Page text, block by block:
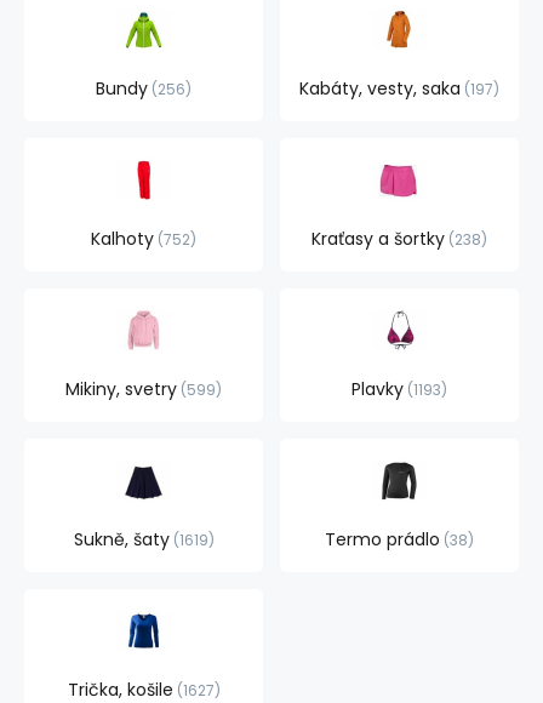
Bundy 256 Kabáty, vesty, saka 197
Kalhoty 752 Kraťasy a šortky 238
Mikiny, svetry 599 Plavky 1193
Sukně, šaty 1619 Termo prádlo 38
Trička, košile 1627